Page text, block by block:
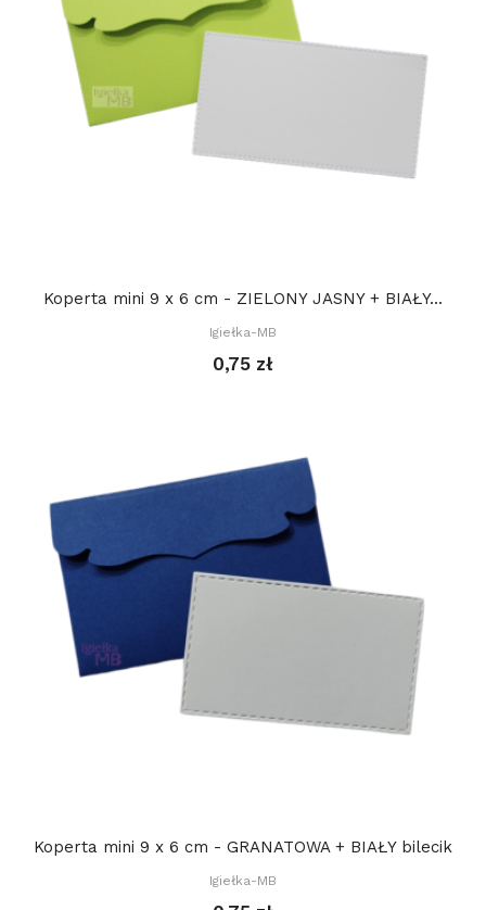
Koperta mini 9 x 6 cm - ZIELONY JASNY + BIAŁY...
Igiełka-MB
0,75 zł
Koperta mini 9 x 6 cm - GRANATOWA + BIAŁY bilecik
Igiełka-MB